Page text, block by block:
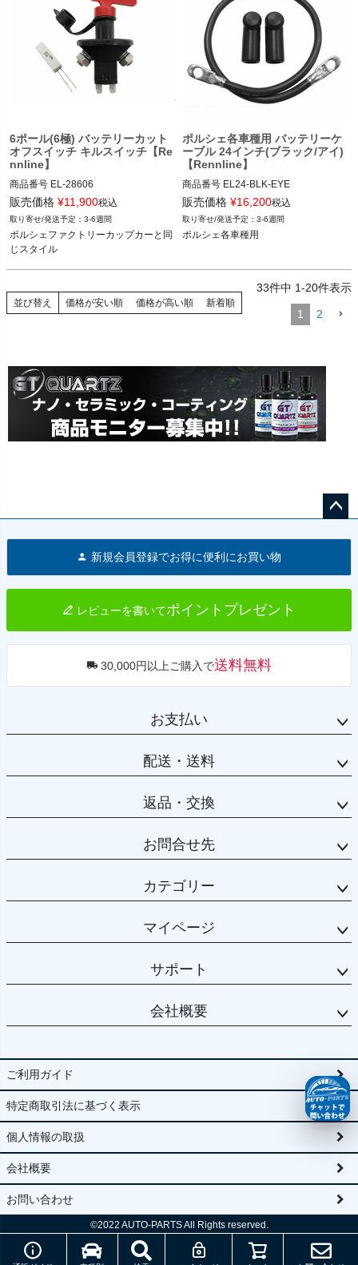
オレ／カレラ4S／カレラ4S カブリオ
レ／タルガ／ターボ／ターボ カブリオ
レ／GT3／GT3RS／GT2 97-04
ポルシェ 718(982)ケイマン ケイマン
／ケイマンS／ケイマンGTS／ケイマ
ンGT4／ケイマンGT4 RS 16-
ポルシェ 718(982)ボクスター ボクス
ポルシェ 981ケイマン ケイマン／ケイ
マンS 12-16
ポルシェ 981ボクスター ボクスター／
ボクスターS 12-16
ポルシェ 987ケイマン ケイマン／ケイ
マンS／ケイマンR 04-12
ポルシェ 987ボクスター ボクスター／
ボクスターS 04-12
ボクスターS 96-04
ポルシェ 970パナメーラ 4／S／4S／
Sハイブリッド／ターボ／ターボS 09-
16
ポルシェ 958カイエン カイエン／カイ
6ポール(6極) バッテリーカット
オフスイッチ キルスイッチ【Re
nnline】
商品番号 EL-28606
EL-28606
各車種用
販売価格 ¥11,900税込
3-6週間
ポルシェファクトリーカップカーと同
じスタイル
ポルシェ各車種用 バッテリーケ
ーブル 24インチ(ブラック/アイ)
【Rennline】
商品番号 EL24-BLK-EYE
EL24_BLK_EYE
12REN"EL24"
Color: Black
ポルシェ各車種用
販売価格 ¥16,200税込
3-6週間
ポルシェ各車種用
並び替え 価格が安い順 価格が高い順 新着順
33件中 1-20件表示
1 2
へ
新規会員登録でお得に便利にお買い物
レビューを書いてポイントプレゼント
30,000円以上ご購入で送料無料
お支払い
配送・送料
返品・交換
お問合せ先
カテゴリー
マイページ
サポート
会社概要
ご利用ガイド
特定商取引法に基づく表示
個人情報の取扱
会社概要
お問い合わせ
©2022 AUTO-PARTS All Rights reserved.